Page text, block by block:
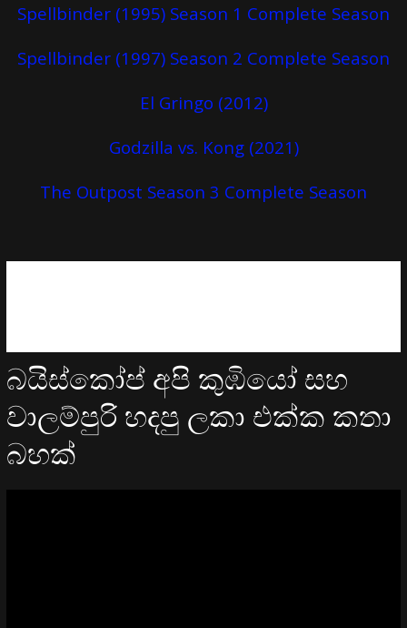
Spellbinder (1995) Season 1 Complete Season
Spellbinder (1997) Season 2 Complete Season
El Gringo (2012)
Godzilla vs. Kong (2021)
The Outpost Season 3 Complete Season
බයිස්කෝප් අපි කුඹියෝ සහ
වාලම්පුරි හදපු ලකා එක්ක කතා
බහක්